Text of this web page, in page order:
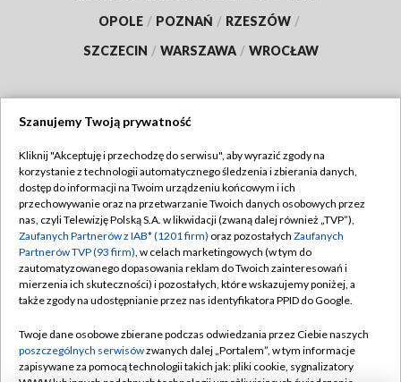
OPOLE / POZNAŃ / RZESZÓW /
SZCZECIN / WARSZAWA / WROCŁAW
TVP
Abonament TVP
Emisja w TVP
Centrum informacji TVP
Naziemna Telewizja Cyfrowa
Rada Programowa
System NOS
Regulamin TVP
Polityka prywatności
Moje zgody
Pomoc
Kontakt
Szanujemy Twoją prywatność
Kliknij "Akceptuję i przechodzę do serwisu", aby wyrazić zgody na
korzystanie z technologii automatycznego śledzenia i zbierania danych,
dostęp do informacji na Twoim urządzeniu końcowym i ich
przechowywanie oraz na przetwarzanie Twoich danych osobowych przez
nas, czyli Telewizję Polską S.A. w likwidacji (zwaną dalej również „TVP”),
Zaufanych Partnerów z IAB* (1201 firm) oraz pozostałych Zaufanych
Partnerów TVP (93 firm), w celach marketingowych (w tym do
zautomatyzowanego dopasowania reklam do Twoich zainteresowań i
mierzenia ich skuteczności) i pozostałych, które wskazujemy poniżej, a
także zgody na udostępnianie przez nas identyfikatora PPID do Google.
Twoje dane osobowe zbierane podczas odwiedzania przez Ciebie naszych
poszczególnych serwisówzwanych dalej „Portalem”, w tym informacje
zapisywane za pomocą technologii takich jak: pliki cookie, sygnalizatory